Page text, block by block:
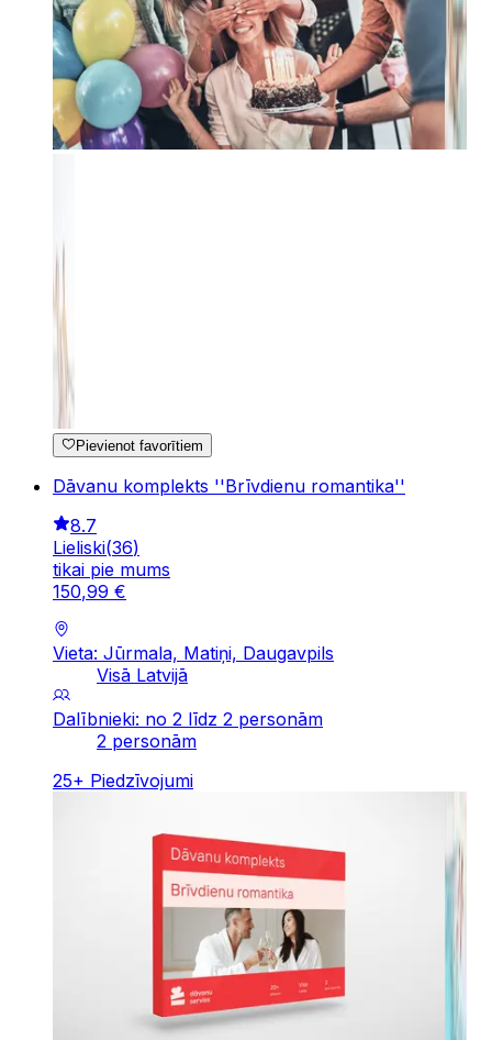
Pievienot favorītiem
Dāvanu komplekts ''Brīvdienu romantika''
8.7
Lieliski(36)
tikai pie mums
150,99 €
Vieta: Jūrmala, Matiņi, Daugavpils
Visā Latvijā
Dalībnieki: no 2 līdz 2 personām
2 personām
25+ Piedzīvojumi